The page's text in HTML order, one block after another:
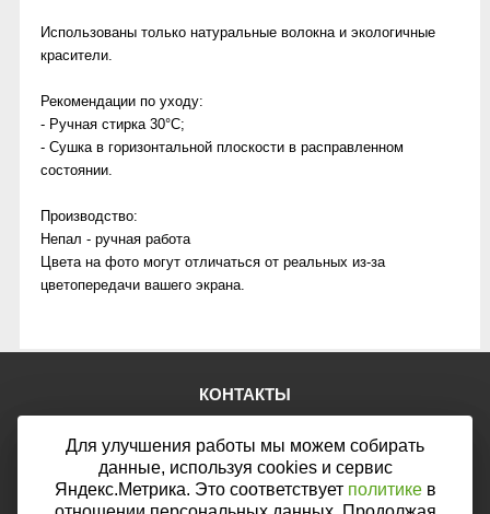
Использованы только натуральные волокна и экологичные
красители.
Рекомендации по уходу:
- Ручная стирка 30°C;
- Сушка в горизонтальной плоскости в расправленном
состоянии.
Производство:
Непал - ручная работа
Цвета на фото могут отличаться от реальных из-за
цветопередачи вашего экрана.
КОНТАКТЫ
E-mail:mail@web46.ru
Мы в соцсетях:
Для улучшения работы мы можем собирать
данные, используя cookies и сервис
Яндекс.Метрика. Это соответствует политикев